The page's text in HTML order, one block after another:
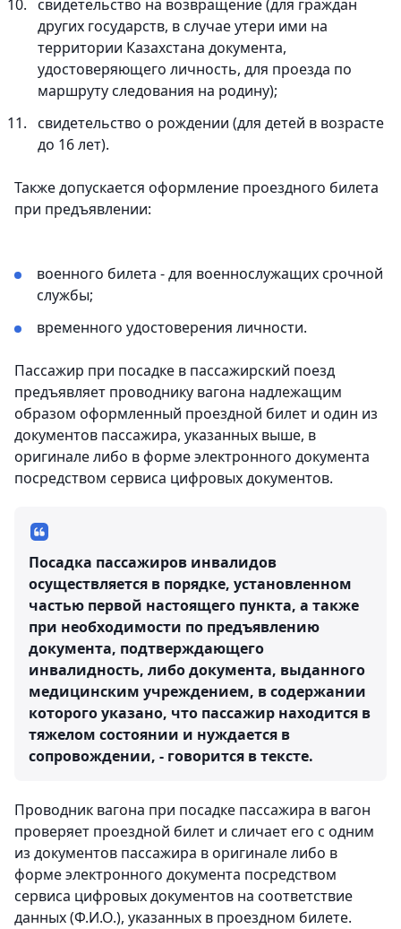
свидетельство на возвращение (для граждан
других государств, в случае утери ими на
территории Казахстана документа,
удостоверяющего личность, для проезда по
маршруту следования на родину);
свидетельство о рождении (для детей в возрасте
до 16 лет).
Также допускается оформление проездного билета
при предъявлении:
военного билета - для военнослужащих срочной
службы;
временного удостоверения личности.
Пассажир при посадке в пассажирский поезд
предъявляет проводнику вагона надлежащим
образом оформленный проездной билет и один из
документов пассажира, указанных выше, в
оригинале либо в форме электронного документа
посредством сервиса цифровых документов.
Посадка пассажиров инвалидов
осуществляется в порядке, установленном
частью первой настоящего пункта, а также
при необходимости по предъявлению
документа, подтверждающего
инвалидность, либо документа, выданного
медицинским учреждением, в содержании
которого указано, что пассажир находится в
тяжелом состоянии и нуждается в
сопровождении, - говорится в тексте.
Проводник вагона при посадке пассажира в вагон
проверяет проездной билет и сличает его с одним
из документов пассажира в оригинале либо в
форме электронного документа посредством
сервиса цифровых документов на соответствие
данных (Ф.И.О.), указанных в проездном билете.